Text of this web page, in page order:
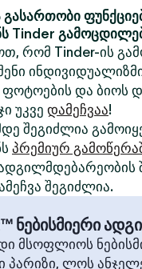
გასართობი
Tinder
რომ Tinder-ის
ფოტოების და ბიოს
უკვე დამეჩვაა!
შეგიძლია
პრემიურ
შეგიძლია.
ნებისმიერი
მსოფლიოს
პარიზი, ლოს